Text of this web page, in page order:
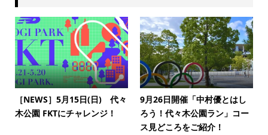
［NEWS］5月15日(日) 代々
木公園 FKTにチャレンジ！
9月26日開催「中村優とはし
ろう！代々木公園ラン」コー
ス見どころをご紹介！